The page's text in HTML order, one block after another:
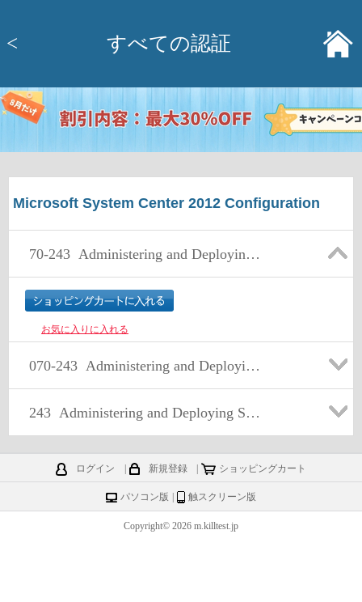
< すべての認証
Microsoft System Center 2012 Configuration
70-243 Administering and Deploying System Center 2012 Configuration Manager
お気に入りに入れる
070-243 Administering and Deploying System Center 2012 Configuration Manager
243 Administering and Deploying System Center 2012 Configuration Manager
ログイン 新規登録 ショッピングカート
パソコン版 触スクリーン版
Copyright© 2026 m.killtest.jp